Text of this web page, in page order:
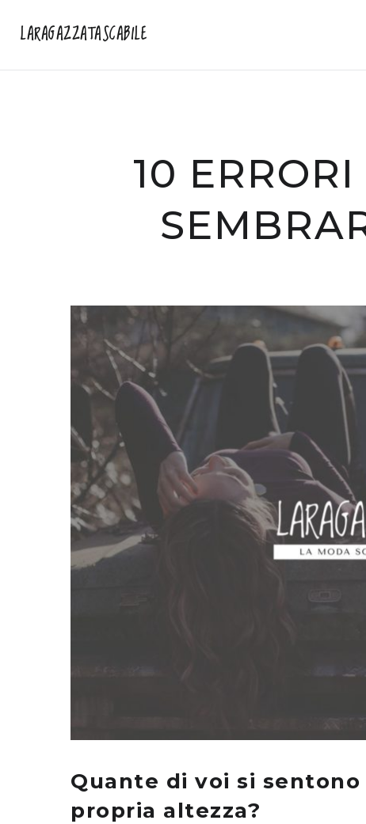
LARAGAZZATASCABILE
10
Quante di voi si
propria altezza?